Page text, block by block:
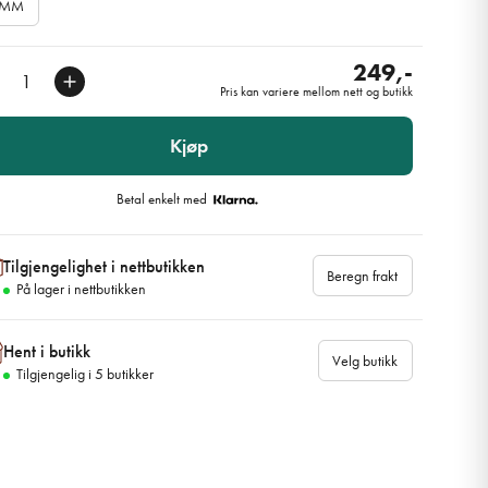
249,-
Pris kan variere mellom nett og butikk
Kjøp
Betal enkelt med
Tilgjengelighet i nettbutikken
På lager i nettbutikken
Beregn frakt
Hent i butikk
Tilgjengelig i 5 butikker
Velg butikk